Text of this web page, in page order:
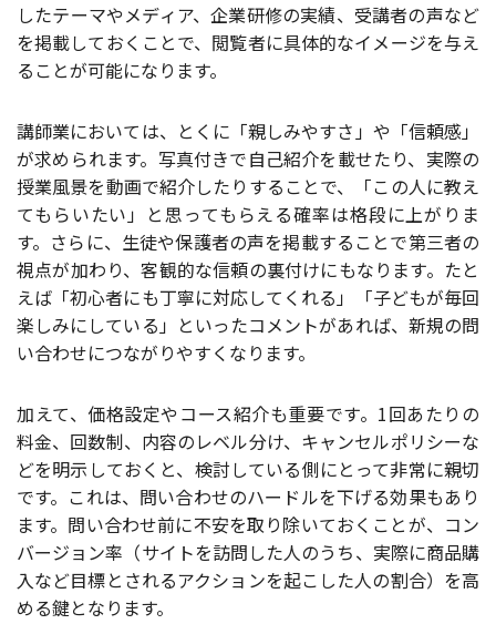
したテーマやメディア、企業研修の実績、受講者の声など
を掲載しておくことで、閲覧者に具体的なイメージを与え
ることが可能になります。
講師業においては、とくに「親しみやすさ」や「信頼感」
が求められます。写真付きで自己紹介を載せたり、実際の
授業風景を動画で紹介したりすることで、「この人に教え
てもらいたい」と思ってもらえる確率は格段に上がりま
す。さらに、生徒や保護者の声を掲載することで第三者の
視点が加わり、客観的な信頼の裏付けにもなります。たと
えば「初心者にも丁寧に対応してくれる」「子どもが毎回
楽しみにしている」といったコメントがあれば、新規の問
い合わせにつながりやすくなります。
加えて、価格設定やコース紹介も重要です。1回あたりの
料金、回数制、内容のレベル分け、キャンセルポリシーな
どを明示しておくと、検討している側にとって非常に親切
です。これは、問い合わせのハードルを下げる効果もあり
ます。問い合わせ前に不安を取り除いておくことが、コン
バージョン率（サイトを訪問した人のうち、実際に商品購
入など目標とされるアクションを起こした人の割合）を高
める鍵となります。